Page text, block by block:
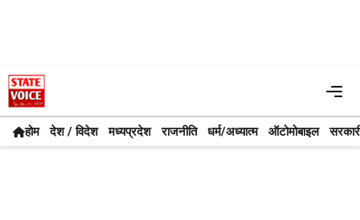
Skip
to
content
होम देश / विदेश मध्यप्रदेश राजनीति धर्म/अध्यात्म ऑटोमोबाइल